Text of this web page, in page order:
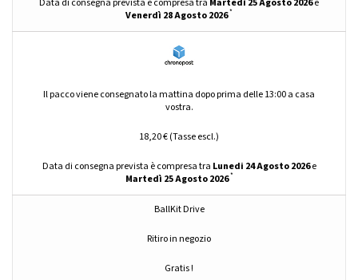
originale!
Tazza di plastica trasparente prodotta in Francia:
Orgogliosi del suo come sapere, BallKit vi propone prodotti fabbricati in Francia per
cm, i bicchieri di plastica trasparente sono resistenti e facili da riporre. Vari colori
disponibili su richiesta.
Per evitare tracimazioni durante il riempimento o la miscelazione con sfere di
di plastica.
Data di consegna prevista è compresa tra Martedì 25 Agosto 2026e
Venerdì 28 Agosto 2026*
Il pacco viene consegnato la mattina dopo prima delle 13:00 a casa
vostra.
18,20 € (Tasse escl.)
Data di consegna prevista è compresa tra Lunedi 24 Agosto 2026e
Martedì 25 Agosto 2026 *
BallKit Drive
Ritiro in negozio
Gratis !